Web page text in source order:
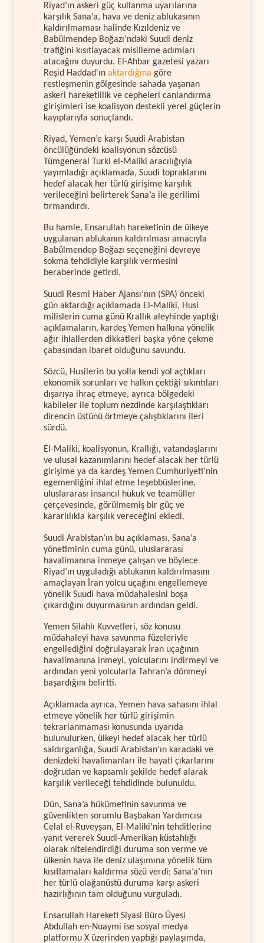
Riyad’ın askeri güç kullanma uyarılarına
karşılık Sana’a, hava ve deniz ablukasının
kaldırılmaması halinde Kızıldeniz ve
Babülmendep Boğazı’ndaki Suudi deniz
trafiğini kısıtlayacak misilleme adımları
atacağını duyurdu. El-Ahbar gazetesi yazarı
Reşid Haddad'ın aktardığına göre
restleşmenin gölgesinde sahada yaşanan
askeri hareketlilik ve cepheleri canlandırma
girişimleri ise koalisyon destekli yerel güçlerin
kayıplarıyla sonuçlandı.
Riyad, Yemen’e karşı Suudi Arabistan
öncülüğündeki koalisyonun sözcüsü
Tümgeneral Turki el-Maliki aracılığıyla
yayımladığı açıklamada, Suudi topraklarını
hedef alacak her türlü girişime karşılık
verileceğini belirterek Sana’a ile gerilimi
tırmandırdı.
Bu hamle, Ensarullah hareketinin de ülkeye
uygulanan ablukanın kaldırılması amacıyla
Babülmendep Boğazı seçeneğini devreye
sokma tehdidiyle karşılık vermesini
beraberinde getirdi.
Suudi Resmi Haber Ajansı’nın (SPA) önceki
gün aktardığı açıklamada El-Maliki, Husi
milislerin cuma günü Krallık aleyhinde yaptığı
açıklamaların, kardeş Yemen halkına yönelik
ağır ihlallerden dikkatleri başka yöne çekme
çabasından ibaret olduğunu savundu.
Sözcü, Husilerin bu yolla kendi yol açtıkları
ekonomik sorunları ve halkın çektiği sıkıntıları
dışarıya ihraç etmeye, ayrıca bölgedeki
kabileler ile toplum nezdinde karşılaştıkları
direncin üstünü örtmeye çalıştıklarını ileri
sürdü.
El-Maliki, koalisyonun, Krallığı, vatandaşlarını
ve ulusal kazanımlarını hedef alacak her türlü
girişime ya da kardeş Yemen Cumhuriyeti’nin
egemenliğini ihlal etme teşebbüslerine,
uluslararası insancıl hukuk ve teamüller
çerçevesinde, görülmemiş bir güç ve
kararlılıkla karşılık vereceğini ekledi.
Suudi Arabistan’ın bu açıklaması, Sana’a
yönetiminin cuma günü, uluslararası
havalimanına inmeye çalışan ve böylece
Riyad’ın uyguladığı ablukanın kaldırılmasını
amaçlayan İran yolcu uçağını engellemeye
yönelik Suudi hava müdahalesini boşa
çıkardığını duyurmasının ardından geldi.
Yemen Silahlı Kuvvetleri, söz konusu
müdahaleyi hava savunma füzeleriyle
engellediğini doğrulayarak İran uçağının
havalimanına inmeyi, yolcularını indirmeyi ve
ardından yeni yolcularla Tahran’a dönmeyi
başardığını belirtti.
Açıklamada ayrıca, Yemen hava sahasını ihlal
etmeye yönelik her türlü girişimin
tekrarlanmaması konusunda uyarıda
bulunulurken, ülkeyi hedef alacak her türlü
saldırganlığa, Suudi Arabistan’ın karadaki ve
denizdeki havalimanları ile hayati çıkarlarını
doğrudan ve kapsamlı şekilde hedef alarak
karşılık verileceği tehdidinde bulunuldu.
Dün, Sana’a hükümetinin savunma ve
güvenlikten sorumlu Başbakan Yardımcısı
Celal el-Ruveyşan, El-Maliki’nin tehditlerine
yanıt vererek Suudi-Amerikan küstahlığı
olarak nitelendirdiği duruma son verme ve
ülkenin hava ile deniz ulaşımına yönelik tüm
kısıtlamaları kaldırma sözü verdi; Sana’a’nın
her türlü olağanüstü duruma karşı askeri
hazırlığının tam olduğunu vurguladı.
Ensarullah Hareketi Siyasi Büro Üyesi
Abdullah en-Nuaymi ise sosyal medya
platformu X üzerinden yaptığı paylaşımda,